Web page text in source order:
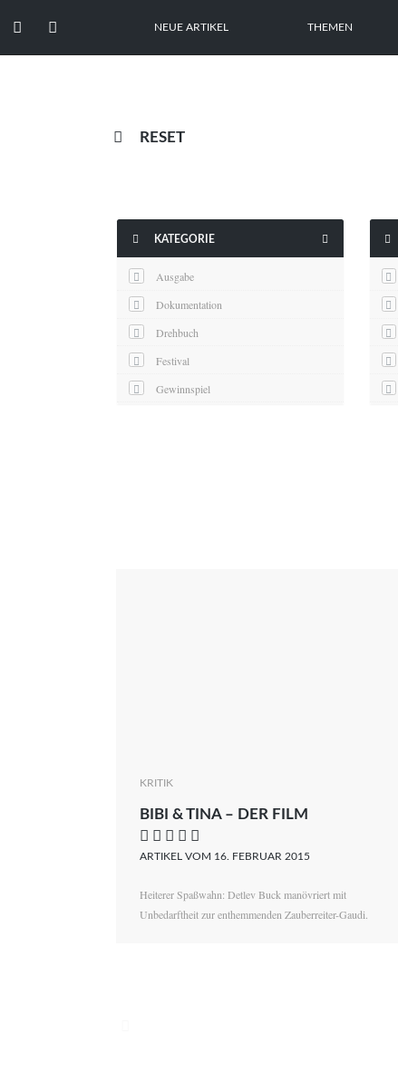
  NEUE ARTIKEL THEMEN
 RESET
 KATEGORIE 
Ausgabe
Dokumentation
Drehbuch
Festival
Gewinnspiel

KRITIK
BIBI & TINA – DER FILM
    
ARTIKEL VOM 16. FEBRUAR 2015
Heiterer Spaßwahn: Detlev Buck manövriert mit
Unbedarftheit zur enthemmenden Zauberreiter-Gaudi.